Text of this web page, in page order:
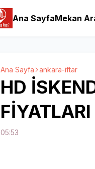
Ana SayfaMekan
Ana Sayfa ankara-iftar
HD
FİYATLARI
05:53